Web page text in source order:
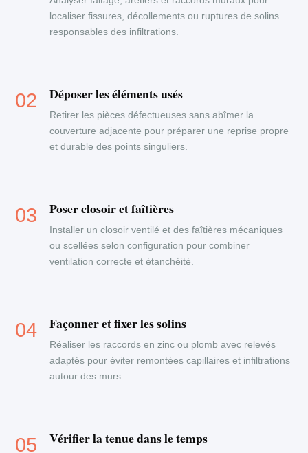
localiser fissures, décollements ou ruptures de solins
responsables des infiltrations.
Déposer les éléments usés
Retirer les pièces défectueuses sans abîmer la
couverture adjacente pour préparer une reprise propre
et durable des points singuliers.
Poser closoir et faîtières
Installer un closoir ventilé et des faîtières mécaniques
ou scellées selon configuration pour combiner
ventilation correcte et étanchéité.
Façonner et fixer les solins
Réaliser les raccords en zinc ou plomb avec relevés
adaptés pour éviter remontées capillaires et infiltrations
autour des murs.
Vérifier la tenue dans le temps